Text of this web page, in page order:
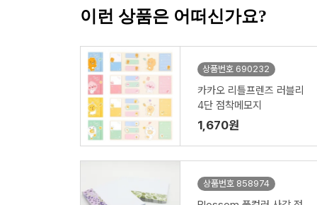
이런 상품은 어떠신가요?
상품번호 690232
카카오 리틀프렌즈 러블리
4단 점착메모지
1,670원
상품번호 858974